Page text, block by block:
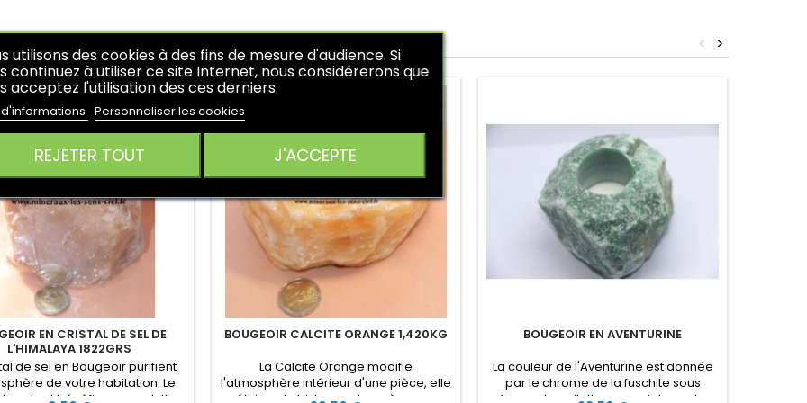
PRODUITS DANS LA MÊME CATÉGORIE : >
<
de stock
EN CRISTAL DE SEL DE
L'HIMALAYA 1822GRS
de sel en Bougeoir purifient
de votre habitation. Le
sel est bénéfique pour lutter
BOUGEOIR CALCITE ORANGE 1,420KG
La Calcite Orange modifie
l'atmosphère intérieur d'une pièce, elle
éloigne la tristesse et ramène une
BOUGEOIR EN AVENTURINE
La couleur de l'Aventurine est donnée
par le chrome de la fuschite sous
forme de pailettes, ce qui donne la
utilisons des cookies à des fins de mesure d'audience. Si
continuez à utiliser ce site Internet, nous considérerons que
acceptez l'utilisation des ces derniers.
d'informations Personnaliser les cookies
REJETER TOUT J'ACCEPTE